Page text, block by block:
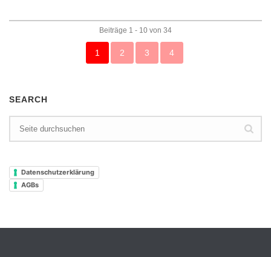
Beiträge 1 - 10 von 34
1 2 3 4
SEARCH
Datenschutzerklärung
AGBs